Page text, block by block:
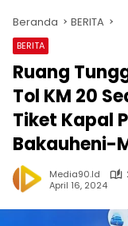
Beranda BERITA
BERITA
Ruang
Tol KM 20
Tiket Kapal
Bakauheni-
Media90.id
April 16, 2024